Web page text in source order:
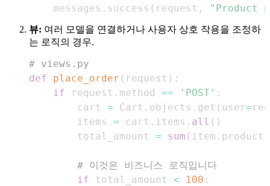
    messages
. success ( request , "Product
뷰: 여러 모델을 연결하거나 사용자 상호 작용을 조정하
는 로직의 경우.
# views.py
def
place_order ( request ) :
if request . method == 'POST' :
        cart
= Cart . objects . get ( user=
        items
= cart . items . all ( )
        total_amount
= sum ( item . product
# 이것은 비즈니스 로직입니다
if total_amount < 100 :